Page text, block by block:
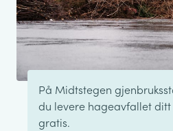
På Midtstegen
du levere hageavfallet
gratis.